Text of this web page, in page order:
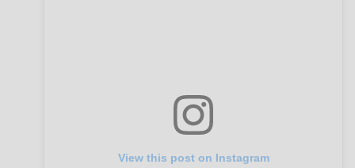
View this post on Instagram